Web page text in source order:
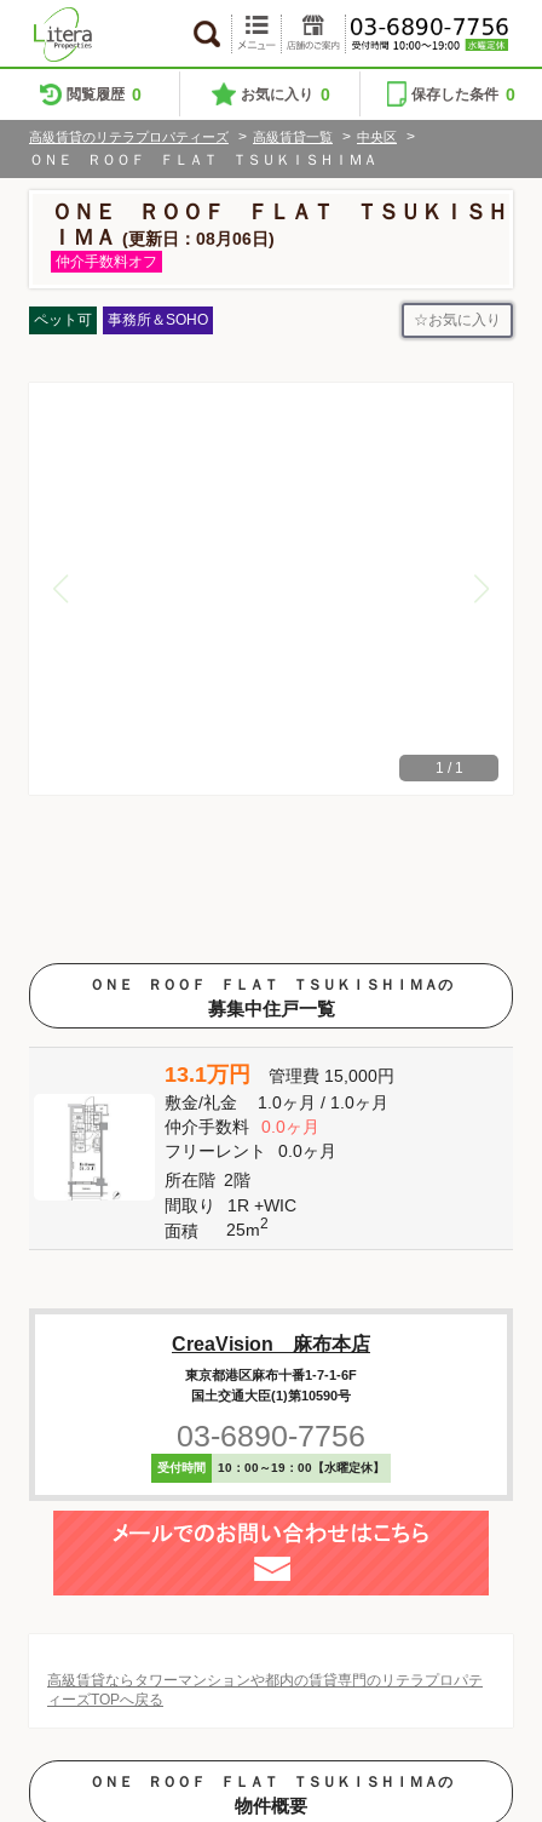
閲覧履歴 0 お気に入り 0 保存した条件 0
高級賃貸のリテラプロパティーズ > 高級賃貸一覧 > 中央区
>
ＯＮＥ ＲＯＯＦ ＦＬＡＴ ＴＳＵＫＩＳＨＩＭＡ
ＯＮＥ ＲＯＯＦ ＦＬＡＴ ＴＳＵＫＩＳＨ
ＩＭＡ (更新日：08月06日)
仲介手数料オフ
ペット可 事務所＆SOHO お気に入り
1 / 1
ＯＮＥ ＲＯＯＦ ＦＬＡＴ ＴＳＵＫＩＳＨＩＭＡの
募集中住戸一覧
13.1万円 管理費 15,000円
敷金/礼金 1.0ヶ月/ 1.0ヶ月
仲介手数料
0.0ヶ月
フリーレント
0.0ヶ月
所在階 2階
間取り
1R +WIC
面積
25m2
CreaVision 麻布本店
東京都港区麻布十番1-7-1-6F
国土交通大臣(1)第10590号
03-6890-7756
受付時間 10：00～19：00【水曜定休】
高級賃貸ならタワーマンションや都内の賃貸専門のリテラプロパテ
ィーズTOPへ戻る
ＯＮＥ ＲＯＯＦ ＦＬＡＴ ＴＳＵＫＩＳＨＩＭＡの
物件概要